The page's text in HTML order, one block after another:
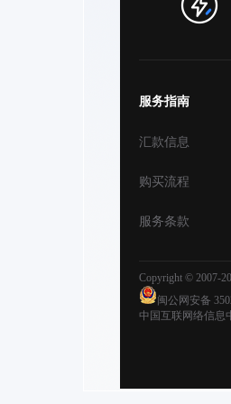
服务指南
汇款信息
购买流程
服务条款
Copyright © 2007-
闽公网安备
中国互联网络信息